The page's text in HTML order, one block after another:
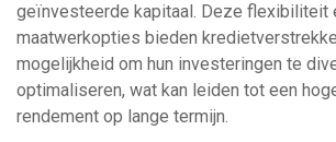
geïnvesteerde kapitaal. Deze flexibiliteit
maatwerkopties bieden
mogelijkheid om hun investeringen te
optimaliseren, wat kan leiden tot een
rendement op lange termijn.